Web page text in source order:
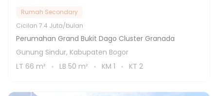
Rumah Secondary
Cicilan 7.4 Juta/bulan
Perumahan Grand Bukit Dago Cluster Granada
Gunung Sindur, Kabupaten Bogor
LT 66 m² LB 50 m² KM 1 KT 2